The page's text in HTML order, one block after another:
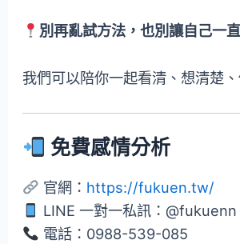
別再亂試方法，也別讓自己一
我們可以陪你一起看清、想清楚、
免費感情分析
官網： https://fukuen.tw/
LINE 一對一私訊：@fukuenn
電話：0988-539-085